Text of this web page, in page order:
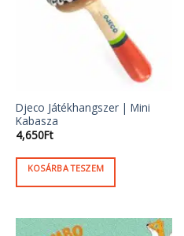
Djeco Játékhangszer | Mini
Kabasza
4,650Ft
KOSÁRBA TESZEM